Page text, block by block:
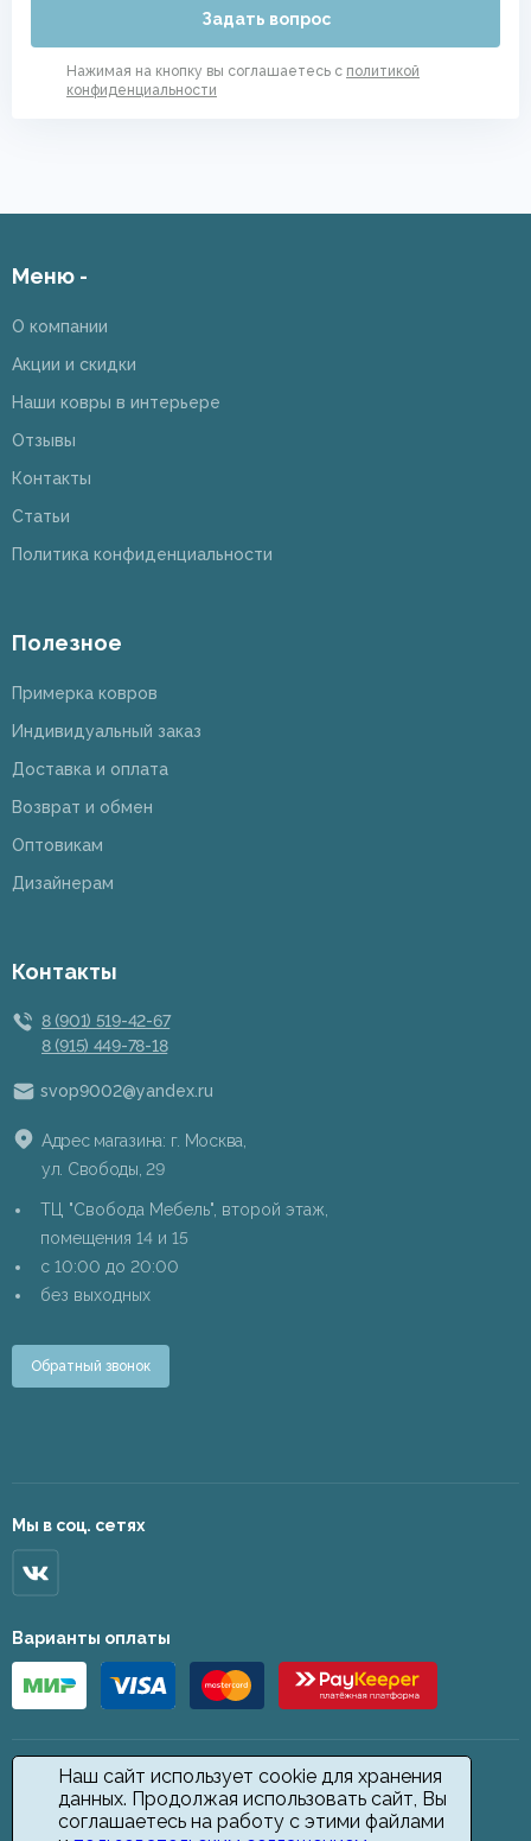
Задать вопрос
Нажимая на кнопку вы соглашаетесь с политикой
конфиденциальности
Наш сайт использует cookie для хранения
данных. Продолжая использовать сайт, Вы
соглашаетесь на работу с этими файлами
Меню -
О компании
Акции и скидки
Наши ковры в интерьере
Отзывы
Контакты
Статьи
Политика конфиденциальности
Полезное
Примерка ковров
Индивидуальный заказ
Доставка и оплата
Возврат и обмен
Оптовикам
Дизайнерам
Контакты
8 (901) 519-42-67
8 (915) 449-78-18
svop9002@yandex.ru
Адрес магазина: г. Москва,
ул. Свободы, 29
ТЦ "Свобода Мебель", второй этаж,
помещения 14 и 15
c 10:00 до 20:00
без выходных
Обратный звонок
Мы в соц. сетях
Варианты оплаты